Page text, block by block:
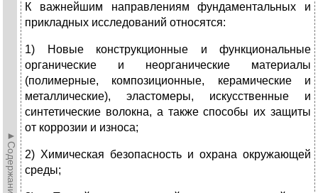
►Содержание►
К важнейшим направлениям фундаментальных и
прикладных исследований относятся:
1) Новые конструкционные и функциональные
органические и неорганические материалы
(полимерные, композиционные, керамические и
металлические), эластомеры, искусственные и
синтетические волокна, а также способы их защиты
от коррозии и износа;
2) Химическая безопасность и охрана окружающей
среды;